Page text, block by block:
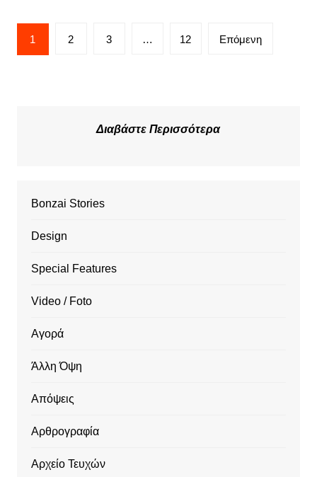
Σελιδοποίηση
άρθρων
1 2 3 … 12 Επόμενη
Διαβάστε Περισσότερα
Bonzai Stories
Design
Special Features
Video / Foto
Αγορά
Άλλη Όψη
Απόψεις
Αρθρογραφία
Αρχείο Τευχών